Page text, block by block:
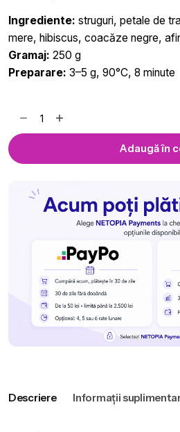
Ingrediente: struguri, petale de
mere, hibiscus, coacăze negre,
Gramaj: 250 g
Preparare: 3–5 g, 90°C, 8 minute
Wild
Berry
pădure)
Adaugă în
Descriere Informații